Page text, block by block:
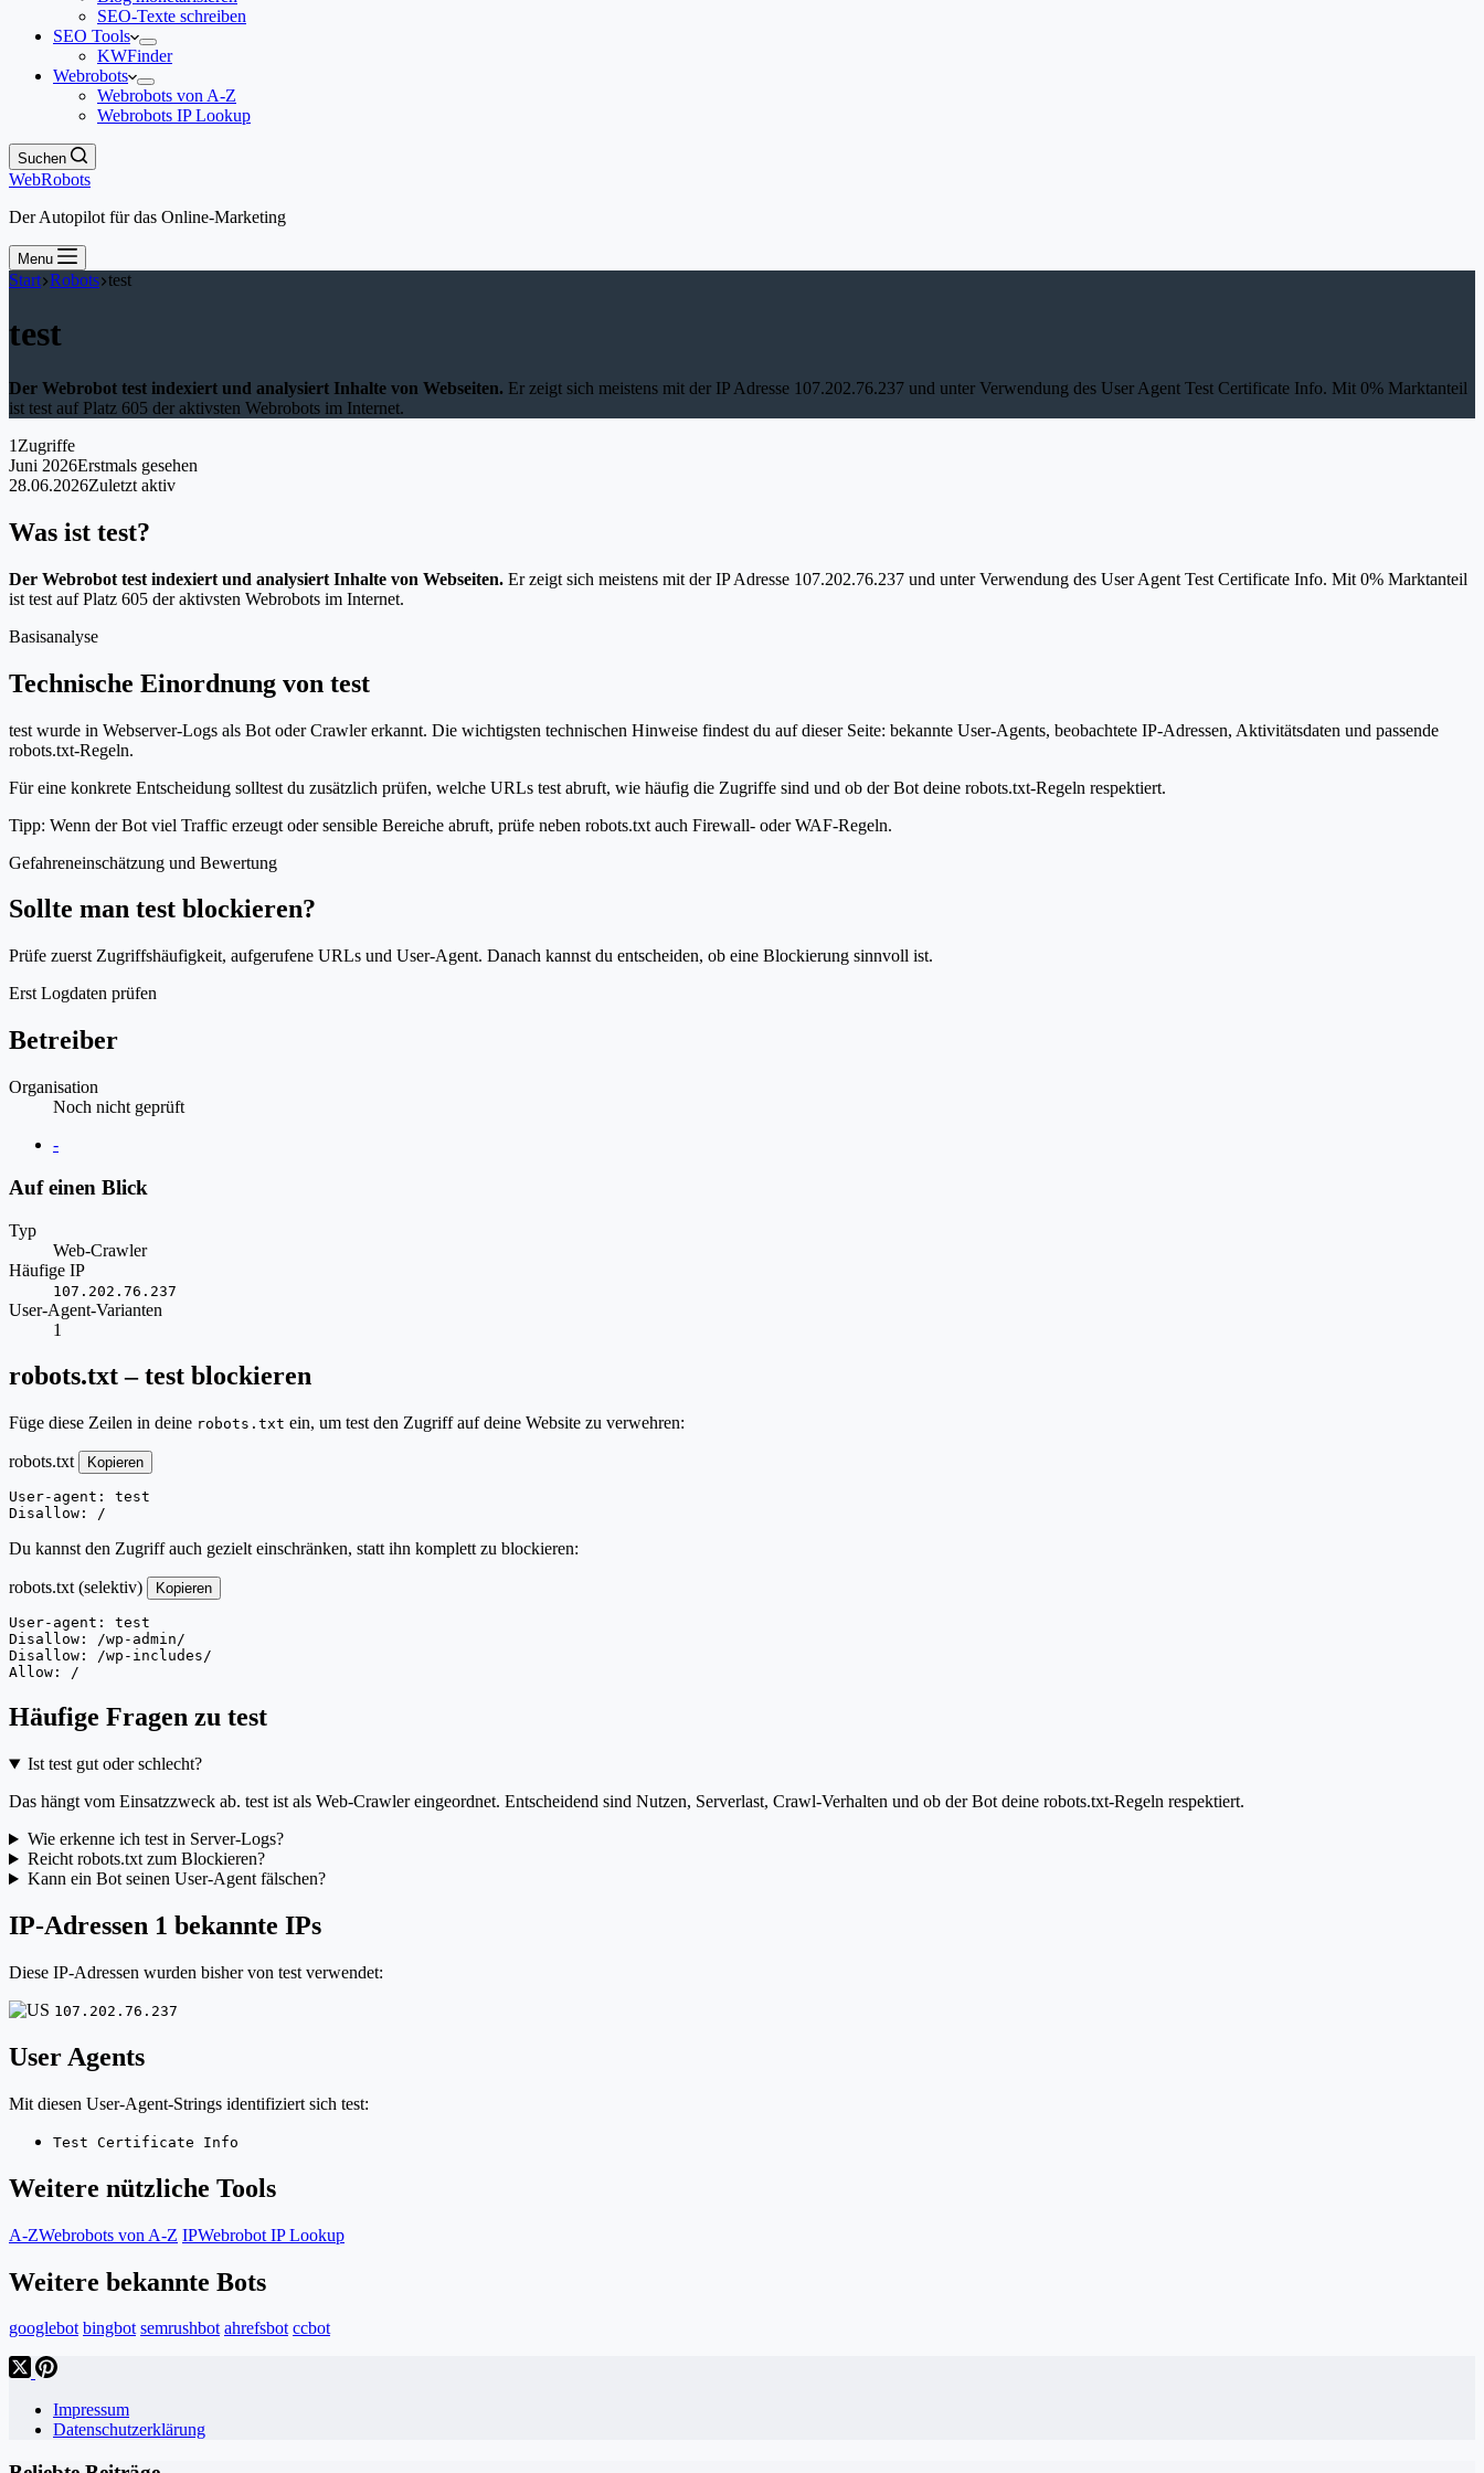
SEO-Texte schreiben
SEO Tools
KWFinder
Webrobots
Webrobots von A-Z
Webrobots IP Lookup
Suchen
WebRobots
Der Autopilot für das Online-Marketing
Menu
Start Robots test
test
Der Webrobot test indexiert und analysiert Inhalte von Webseiten. Er zeigt sich meistens mit der IP Adresse 107.202.76.237 und unter Verwendung des User Agent Test Certificate Info. Mit 0% Marktanteil
ist test auf Platz 605 der aktivsten Webrobots im Internet.
1 Zugriffe
Juni 2026Erstmals gesehen
28.06.2026Zuletzt aktiv
Was ist test?
Der Webrobot test indexiert und analysiert Inhalte von Webseiten. Er zeigt sich meistens mit der IP Adresse 107.202.76.237 und unter Verwendung des User Agent Test Certificate Info. Mit 0% Marktanteil
ist test auf Platz 605 der aktivsten Webrobots im Internet.
Basisanalyse
Technische Einordnung von test
test wurde in Webserver-Logs als Bot oder Crawler erkannt. Die wichtigsten technischen Hinweise findest du auf dieser Seite: bekannte User-Agents, beobachtete IP-Adressen, Aktivitätsdaten und passende
robots.txt-Regeln.
Für eine konkrete Entscheidung solltest du zusätzlich prüfen, welche URLs test abruft, wie häufig die Zugriffe sind und ob der Bot deine robots.txt-Regeln respektiert.
Tipp: Wenn der Bot viel Traffic erzeugt oder sensible Bereiche abruft, prüfe neben robots.txt auch Firewall- oder WAF-Regeln.
Gefahreneinschätzung und Bewertung
Sollte man test blockieren?
Prüfe zuerst Zugriffshäufigkeit, aufgerufene URLs und User-Agent. Danach kannst du entscheiden, ob eine Blockierung sinnvoll ist.
Erst Logdaten prüfen
Betreiber
Organisation
Noch nicht geprüft
Website
-
Auf einen Blick
Typ
Web-Crawler
Häufige IP
107.202.76.237
User-Agent-Varianten
1
robots.txt – test blockieren
Füge diese Zeilen in deine robots.txt ein, um test den Zugriff auf deine Website zu verwehren:
robots.txt Kopieren
User-agent: test
Disallow: /
Du kannst den Zugriff auch gezielt einschränken, statt ihn komplett zu blockieren:
robots.txt (selektiv) Kopieren
User-agent: test
Disallow: /wp-admin/
Disallow: /wp-includes/
Allow: /
Häufige Fragen zu test
Ist test gut oder schlecht?
Das hängt vom Einsatzzweck ab. test ist als Web-Crawler eingeordnet. Entscheidend sind Nutzen, Serverlast, Crawl-Verhalten und ob der Bot deine robots.txt-Regeln respektiert.
Wie erkenne ich test in Server-Logs?
Reicht robots.txt zum Blockieren?
Kann ein Bot seinen User-Agent fälschen?
IP-Adressen 1 bekannte IPs
Diese IP-Adressen wurden bisher von test verwendet:
107.202.76.237
User Agents
Mit diesen User-Agent-Strings identifiziert sich test:
Test Certificate Info
Weitere nützliche Tools
A-ZWebrobots von A-Z IPWebrobot IP Lookup
Weitere bekannte Bots
googlebot bingbot semrushbot ahrefsbot ccbot
Impressum
Datenschutzerklärung